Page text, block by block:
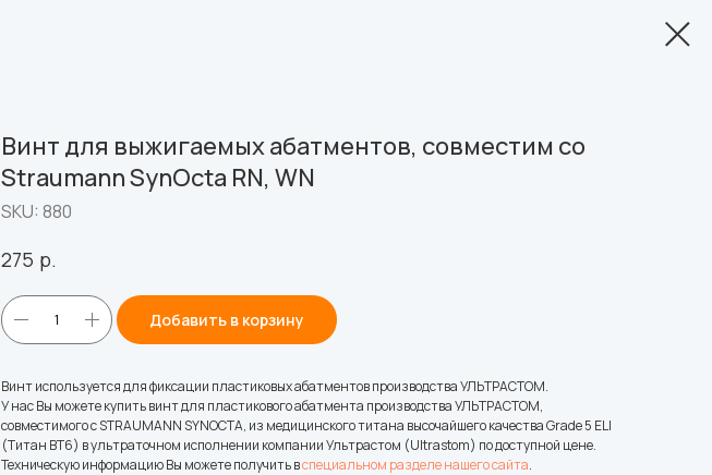
Винт для выжигаемых абатментов, совместим со
Straumann SynOcta RN, WN
SKU: 880
275 р.
Добавить в корзину
Винт используется для фиксации пластиковых абатментов производства УЛЬТРАСТОМ.
У нас Вы можете купить винт для пластикового абатмента производства УЛЬТРАСТОМ,
совместимого с STRAUMANN SYNOCTA, из медицинского титана высочайшего качества Grade 5 ELI
(Титан ВТ6) в ультраточном исполнении компании Ультрастом (Ultrastom) по доступной цене.
Техническую информацию Вы можете получить вспециальном разделе нашего сайта.